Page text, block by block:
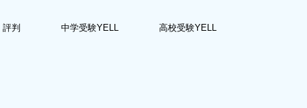
判 中学受験YELL 高校受験YELL